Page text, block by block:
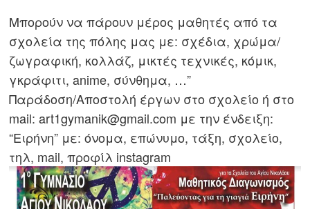
Μπορούν να πάρουν μέρος μαθητές από τα
σχολεία της πόλης μας με: σχέδια, χρώμα/
ζωγραφική, κολλάζ, μικτές τεχνικές, κόμικ,
γκράφιτι, anime, σύνθημα, …”
Παράδοση/Αποστολή έργων στο σχολείο ή στο
mail: art1gymanik@gmail.com με την ένδειξη:
“Ειρήνη” με: όνομα, επώνυμο, τάξη, σχολείο,
τηλ, mail, προφίλ instagram
Πλοήγηση
άρθρων